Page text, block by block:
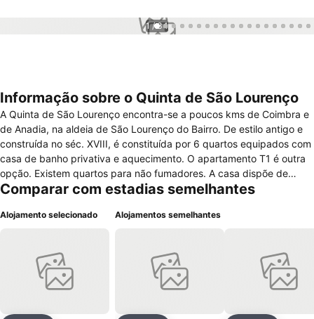
1 / 34
Informação sobre o Quinta de São Lourenço
A Quinta de São Lourenço encontra-se a poucos kms de Coimbra e
de Anadia, na aldeia de São Lourenço do Bairro. De estilo antigo e
construída no séc. XVIII, é constituída por 6 quartos equipados com
casa de banho privativa e aquecimento. O apartamento T1 é outra
opção. Existem quartos para não fumadores. A casa dispõe de
várias comodidades como biblioteca, sala de jantar, sala de estar,
com bilhar. A piscina exterior, jardim, parque infantil e ténis de mesa
sua viatura no local gratuitamente. Aproveitando a sua estadia na
região pode visitar a mata do Buçaco e o Luso, que ficam a poucos
kms de distância da Quinta de São Lourenço.
Comparar com estadias semelhantes
Alojamento selecionado Alojamentos semelhantes